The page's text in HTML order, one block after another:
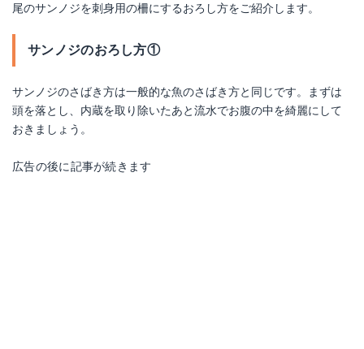
尾のサンノジを刺身用の柵にするおろし方をご紹介します。
サンノジのおろし方①
サンノジのさばき方は一般的な魚のさばき方と同じです。まずは
頭を落とし、内蔵を取り除いたあと流水でお腹の中を綺麗にして
おきましょう。
広告の後に記事が続きます